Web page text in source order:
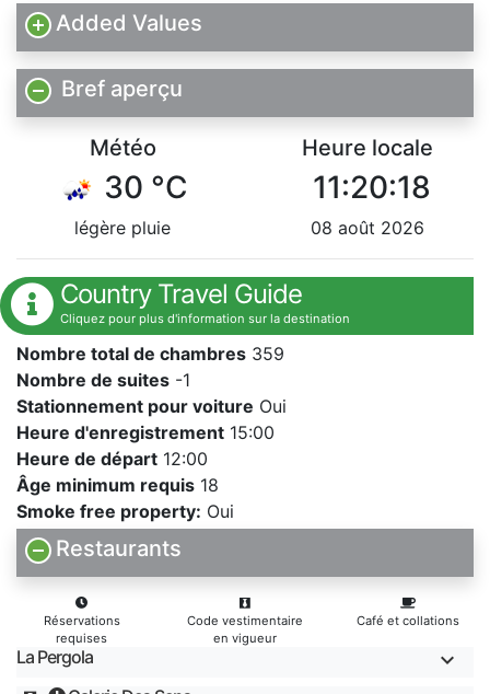
Added Values
Bref aperçu
Météo
30 °C
légère pluie
Heure locale
11:20:19
08 août 2026
Country Travel Guide
Cliquez pour plus d'information sur la destination
Nombre total de chambres 359
Nombre de suites -1
Stationnement pour voiture Oui
Heure d'enregistrement 15:00
Heure de départ 12:00
Âge minimum requis 18
Smoke free property: Oui
Restaurants
Réservations
requises
Code vestimentaire
en vigueur
Café et collations
La Pergola